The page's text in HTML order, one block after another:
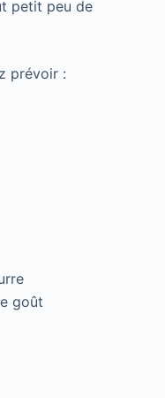
petit peu de
prévoir :
goût